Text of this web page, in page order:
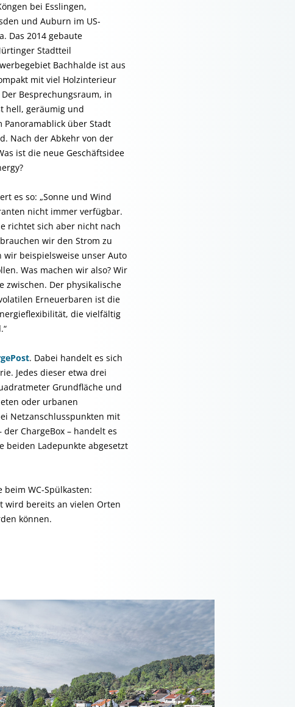
bei Esslingen,
und Auburn im US-
Das 2014 gebaute
Stadtteil
Bachhalde ist aus
mit viel Holzinterieur
Besprechungsraum, in
hell, geräumig und
über Stadt
Nach der Abkehr von der
ist die neue Geschäftsidee
es so: „Sonne und Wind
nicht immer verfügbar.
richtet sich aber nicht nach
wir den Strom zu
wir beispielsweise unser Auto
Was machen wir also? Wir
zwischen. Der physikalische
Erneuerbaren ist die
die vielfältig
. Dabei handelt es sich
Jedes dieser etwa drei
Grundfläche und
oder urbanen
Netzanschlusspunkten mit
ChargeBox – handelt es
beiden Ladepunkte abgesetzt
WC-Spülkasten:
wird bereits an vielen Orten
können.